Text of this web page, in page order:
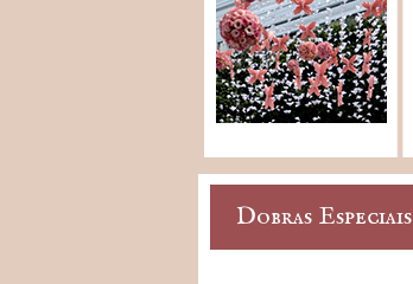
Dobras Especiais